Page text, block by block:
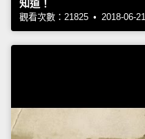
知道！
觀看次數：21825 • 2018-06-21